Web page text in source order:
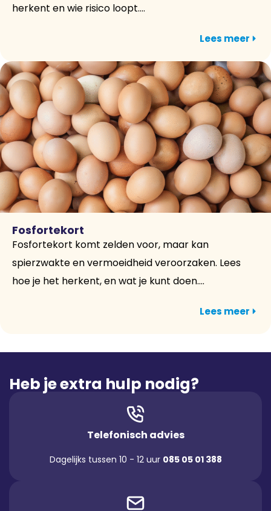
herkent en wie risico loopt....
Lees meer
Fosfortekort
Fosfortekort komt zelden voor, maar kan
spierzwakte en vermoeidheid veroorzaken. Lees
hoe je het herkent, en wat je kunt doen....
Lees meer
Heb je extra hulp nodig?
Telefonisch advies
Dagelijks tussen 10 - 12 uur 085 05 01 388